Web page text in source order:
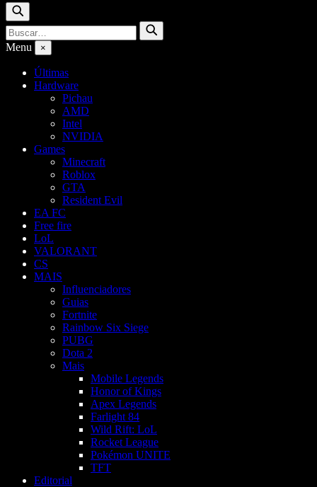
Buscar
Buscar
por:
Buscar
Menu ×
Últimas
Hardware
Pichau
AMD
Intel
NVIDIA
Games
Minecraft
Roblox
GTA
Resident Evil
EA FC
Free fire
LoL
VALORANT
CS
MAIS
Influenciadores
Guias
Fortnite
Rainbow Six Siege
PUBG
Dota 2
Mais
Mobile Legends
Honor of Kings
Apex Legends
Farlight 84
Wild Rift: LoL
Rocket League
Pokémon UNITE
TFT
Editorial